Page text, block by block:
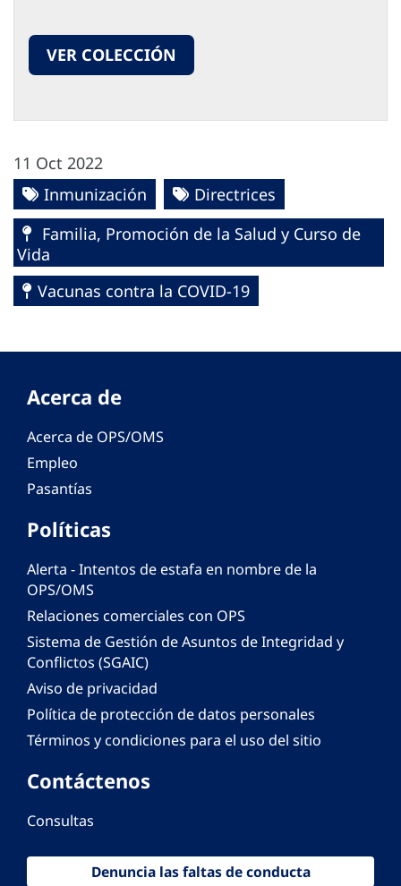
VER COLECCIÓN
11 Oct 2022
Inmunización
Directrices
Familia, Promoción de la Salud y Curso de
Vida
Vacunas contra la COVID-19
Acerca de
Acerca de OPS/OMS
Empleo
Pasantías
Políticas
Alerta - Intentos de estafa en nombre de la
OPS/OMS
Relaciones comerciales con OPS
Sistema de Gestión de Asuntos de Integridad y
Conflictos (SGAIC)
Aviso de privacidad
Política de protección de datos personales
Términos y condiciones para el uso del sitio
Contáctenos
Consultas
Denuncia las faltas de conducta